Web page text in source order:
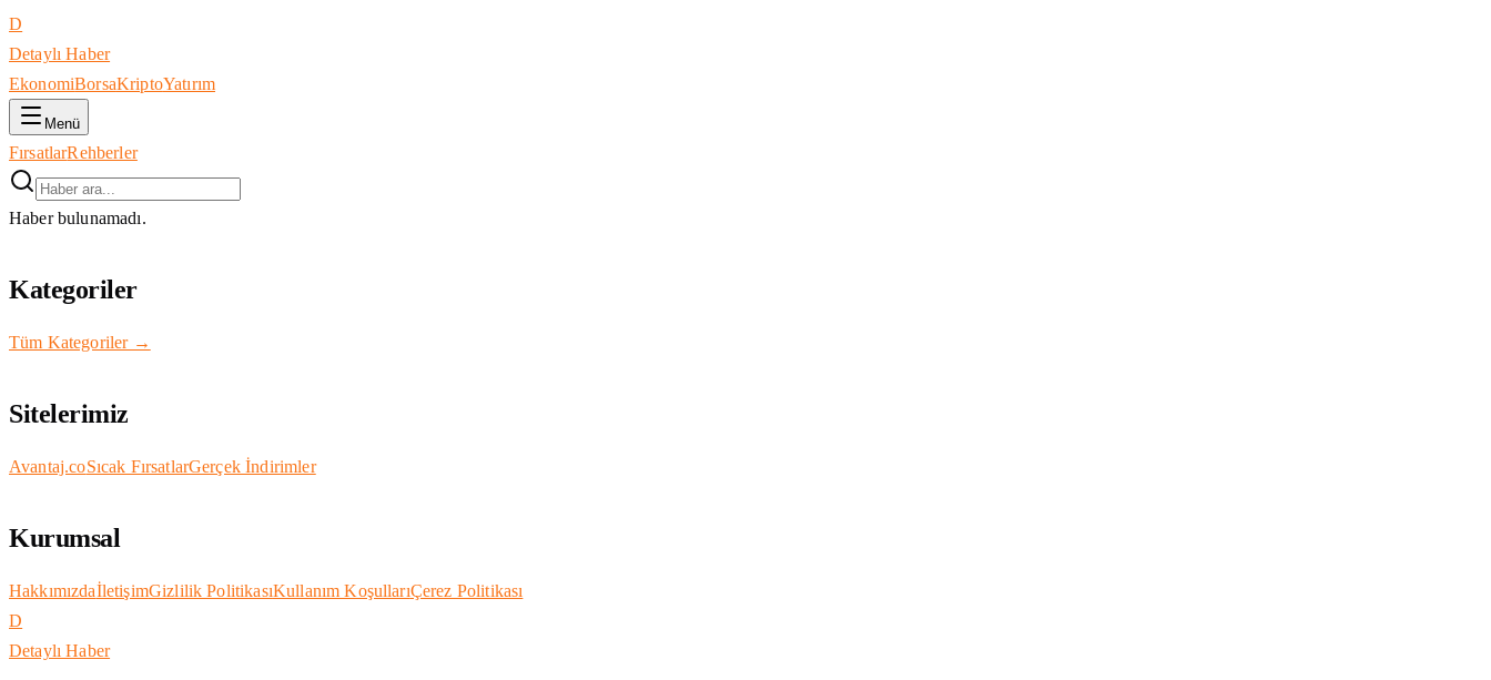
D
Detaylı Haber
EkonomiBorsaKriptoYatırım
Menü
FırsatlarRehberler
Haber bulunamadı.
Kategoriler
Tüm Kategoriler →
Sitelerimiz
Avantaj.coSıcak FırsatlarGerçek İndirimler
Kurumsal
HakkımızdaİletişimGizlilik PolitikasıKullanım KoşullarıÇerez Politikası
D
Detaylı Haber